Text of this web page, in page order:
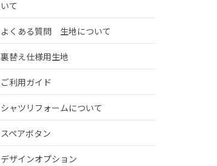
いて
よくある質問 生地について
裏替え仕様用生地
ご利用ガイド
シャツリフォームについて
スペアボタン
デザインオプション